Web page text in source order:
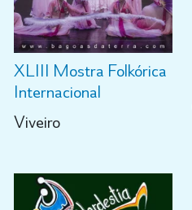
XLIII Mostra Folkórica
Internacional
Viveiro